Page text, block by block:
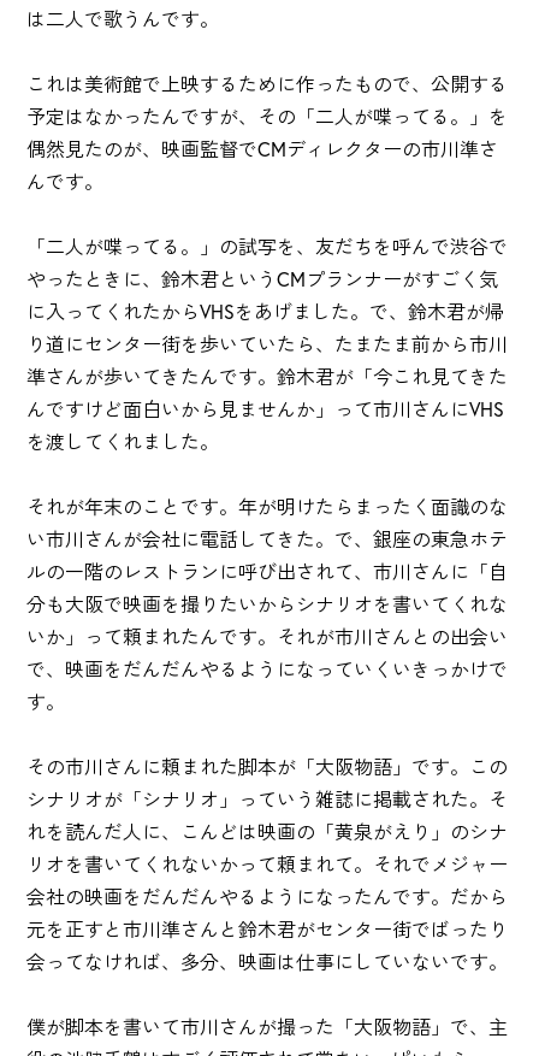
は二人で歌うんです。
これは美術館で上映するために作ったもので、公開する
予定はなかったんですが、その「二人が喋ってる。」を
偶然見たのが、映画監督でCMディレクターの市川準さ
んです。
「二人が喋ってる。」の試写を、友だちを呼んで渋谷で
やったときに、鈴木君というCMプランナーがすごく気
に入ってくれたからVHSをあげました。で、鈴木君が帰
り道にセンター街を歩いていたら、たまたま前から市川
準さんが歩いてきたんです。鈴木君が「今これ見てきた
んですけど面白いから見ませんか」って市川さんにVHS
を渡してくれました。
それが年末のことです。年が明けたらまったく面識のな
い市川さんが会社に電話してきた。で、銀座の東急ホテ
ルの一階のレストランに呼び出されて、市川さんに「自
分も大阪で映画を撮りたいからシナリオを書いてくれな
いか」って頼まれたんです。それが市川さんとの出会い
で、映画をだんだんやるようになっていくいきっかけで
す。
その市川さんに頼まれた脚本が「大阪物語」です。この
シナリオが「シナリオ」っていう雑誌に掲載された。そ
れを読んだ人に、こんどは映画の「黄泉がえり」のシナ
リオを書いてくれないかって頼まれて。それでメジャー
会社の映画をだんだんやるようになったんです。だから
元を正すと市川準さんと鈴木君がセンター街でばったり
会ってなければ、多分、映画は仕事にしていないです。
僕が脚本を書いて市川さんが撮った「大阪物語」で、主